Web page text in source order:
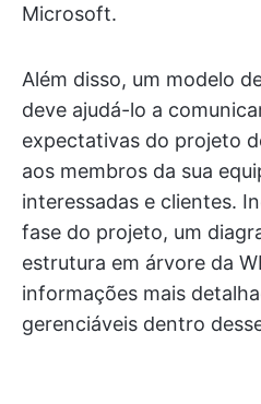
Microsoft.
Além disso, um modelo
deve ajudá-lo a
expectativas do projeto
aos membros da sua
interessadas e clientes.
fase do projeto, um
estrutura em árvore da
informações mais
gerenciáveis dentro